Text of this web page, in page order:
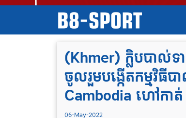
(Khmer) ក្លិបបាល់​ទ
ចូលរួមបង្កើតកម្មវិធី​
Cambodia ហៅកាត់
06-May-2022